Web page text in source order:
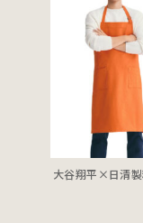
大谷翔平×日清